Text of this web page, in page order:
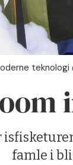
teknologi
famle i